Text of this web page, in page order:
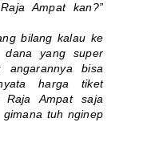
Ampat kan?”
bilang kalau ke
dana yang super
angarannya bisa
harga tiket
Ampat saja
tuh nginep